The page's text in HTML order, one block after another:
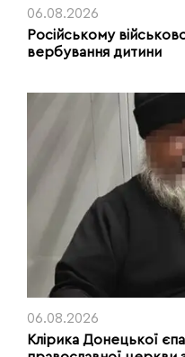
06.08.2026
Російському
вербування дитини
06.08.2026
Клірика Донецької